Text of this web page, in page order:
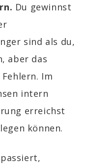
Du gewinnst
sind als du,
aber das
Im
intern
erreichst
können.